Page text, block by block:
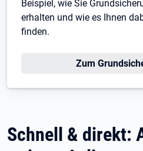
Beispiel, wie Sie
erhalten und wie es Ihnen
finden.
Zum
Schnell & direkt: